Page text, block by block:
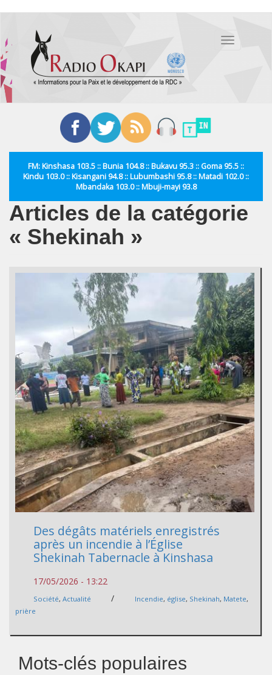
contenu
principal
Toggle
FM: Kinshasa 103.5 :: Bunia 104.8 :: Bukavu 95.3 :: Goma 95.5 ::
Kindu 103.0 :: Kisangani 94.8 :: Lubumbashi 95.8 :: Matadi 102.0 ::
Mbandaka 103.0 :: Mbuji-mayi 93.8
Articles de la catégorie
« Shekinah »
Des dégâts matériels enregistrés
après un incendie à l’Église
Shekinah Tabernacle à Kinshasa
17/05/2026 - 13:22
Société, Actualité / Incendie, église, Shekinah, Matete,
prière
Mots-clés populaires